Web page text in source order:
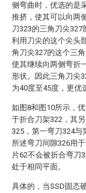
侧弯曲时，优选的是
推挤，使其可以向两
刀323的三角刀尖
利用刀尖的这个尖头
角刀尖327的这个三
使其继续向两侧弯折
形状。因此三角刀尖
为40度至45度，更优
如图8和图10所示，
于折合刀架322，其
325，第一弯刀324与
所述弯刀间隙326用
片62不会被折合弯刀
处于相同平面。
具体的，当SSD固态